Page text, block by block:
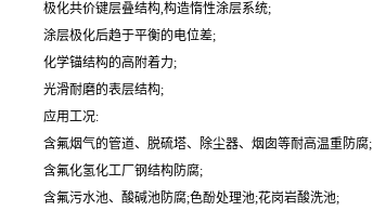
极化共价键层叠结构,构造惰性涂层系统;
涂层极化后趋于平衡的电位差;
化学锚结构的高附着力;
光滑耐磨的表层结构;
应用工况:
含氟烟气的管道、脱硫塔、除尘器、烟囱等耐高温重防腐;
含氟化氢化工厂钢结构防腐;
含氟污水池、酸碱池防腐;色酚处理池;花岗岩酸洗池;